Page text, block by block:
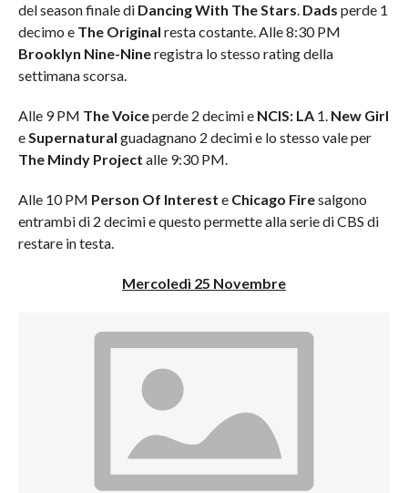
del season finale di Dancing With The Stars. Dads perde 1
decimo e The Original resta costante. Alle 8:30 PM
Brooklyn Nine-Nineregistra lo stesso rating della
settimana scorsa.
Alle 9 PM The Voiceperde 2 decimi e NCIS: LA 1.New Girl
eSupernatural guadagnano 2 decimi e lo stesso vale per
The Mindy Project alle 9:30 PM.
Alle 10 PM Person Of Interest e Chicago Firesalgono
entrambi di 2 decimi e questo permette alla serie di CBS di
restare in testa.
Mercoledì 25 Novembre